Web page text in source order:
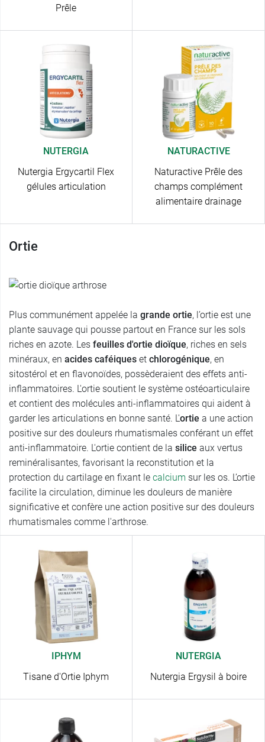
Prêle
NUTERGIA
Nutergia Ergycartil Flex
gélules articulation
NATURACTIVE
Naturactive Prêle des
champs complément
alimentaire drainage
Ortie
Plus communément appelée la grande ortie, l’ortie est une
plante sauvage qui pousse partout en France sur les sols
riches en azote. Les feuilles d'ortie dioïque, riches en sels
minéraux, en acides caféiques et chlorogénique, en
sitostérol et en flavonoïdes, possèderaient des effets anti-
inflammatoires. L'ortie soutient le système ostéoarticulaire
et contient des molécules anti-inflammatoires qui aident à
garder les articulations en bonne santé. L'ortie a une action
positive sur des douleurs rhumatismales conférant un effet
anti-inflammatoire. L'ortie contient de la silice aux vertus
reminéralisantes, favorisant la reconstitution et la
protection du cartilage en fixant le calcium sur les os. L’ortie
facilite la circulation, diminue les douleurs de manière
significative et confère une action positive sur des douleurs
rhumatismales comme l'arthrose.
IPHYM
Tisane d'Ortie Iphym
NUTERGIA
Nutergia Ergysil à boire